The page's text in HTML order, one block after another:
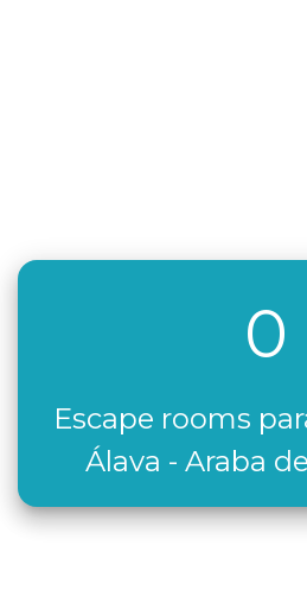
0
Escape rooms
Álava - Araba